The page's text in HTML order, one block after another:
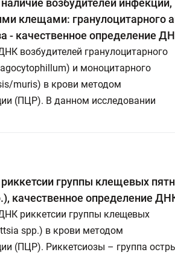
возбудителей инфекций,
клещами: гранулоцитарного
- качественное определение
возбудителей гранулоцитарного
и моноцитарного
muris) в крови методом
(ПЦР). В данном исследовании
группы клещевых
качественное определение
риккетсии группы клещевых
spp.) в крови методом
(ПЦР). Риккетсиозы – группа